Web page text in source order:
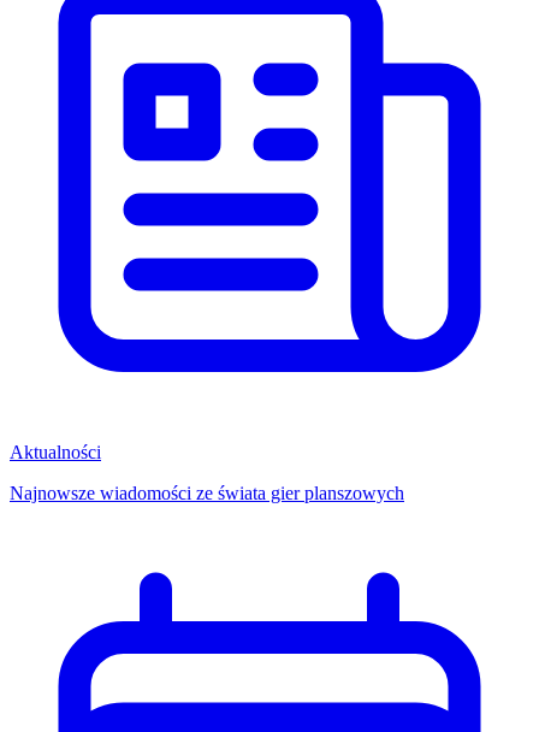
Aktualności
Najnowsze wiadomości ze świata gier planszowych